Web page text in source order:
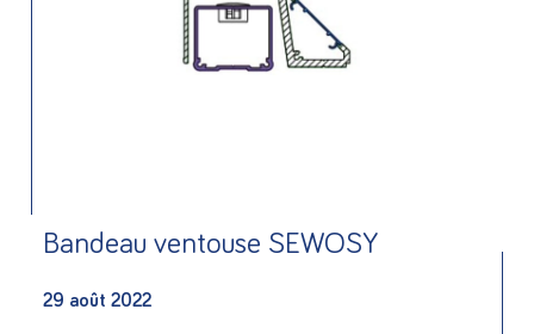
Bandeau ventouse SEWOSY
29 août 2022